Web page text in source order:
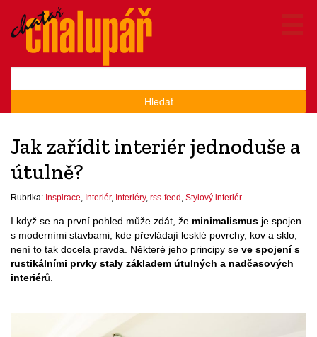
Hledat
Jak zařídit interiér jednoduše a
útulně?
Rubrika: Inspirace Interiér, Interiéry, rss-feed Stylový interiér
I když se na první pohled může zdát, že minimalismus je spojen
s moderními stavbami, kde převládají lesklé povrchy, kov a sklo,
není to tak docela pravda. Některé jeho principy se ve spojení s
rustikálními prvky staly základem útulných a nadčasových
interiérů.